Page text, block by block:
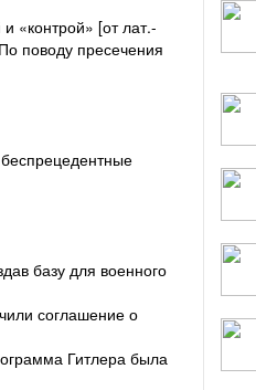
«контрой» [от лат.-
поводу пресечения
базу для военного
соглашение о
Гитлера была